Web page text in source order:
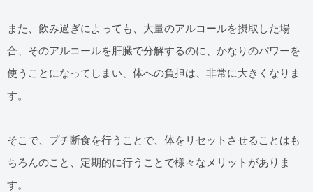
また、飲み過ぎによっても、大量のアルコールを摂取した場
合、そのアルコールを肝臓で分解するのに、かなりのパワーを
使うことになってしまい、体への負担は、非常に大きくなりま
す。
そこで、プチ断食を行うことで、体をリセットさせることはも
ちろんのこと、定期的に行うことで様々なメリットがありま
す。